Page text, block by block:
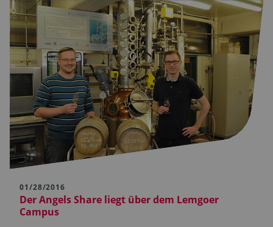
01/28/2016
Der Angels Share liegt über dem Lemgoer
Campus